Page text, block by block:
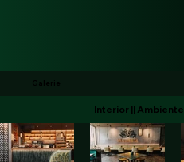
Galerie
Interior || Ambiente